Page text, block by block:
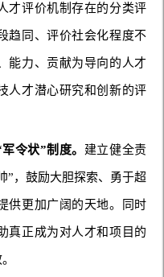
才评价机制存在的分类评
趋同、评价社会化程度不
能力、贡献为导向的人才
人才潜心研究和创新的评
令状”制度。 建立健全责
”，鼓励大胆探索、勇于超
供更加广阔的天地。同时
真正成为对人才和项目的